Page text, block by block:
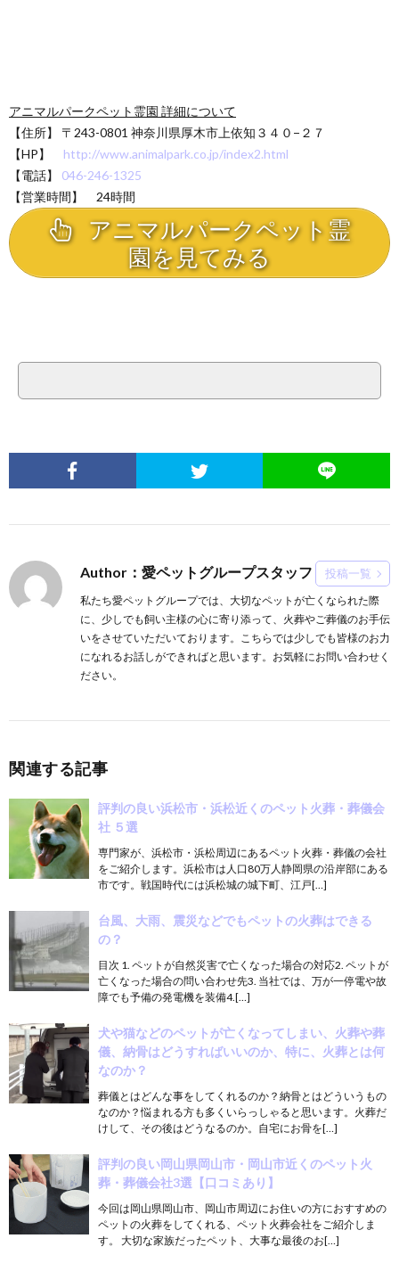
アニマルパークペット霊園 詳細について
【住所】 〒243-0801 神奈川県厚木市上依知３４０−２７
【HP】 http://www.animalpark.co.jp/index2.html
【電話】 046-246-1325
【営業時間】 24時間
アニマルパークペット霊
園を見てみる
Author：愛ペットグループスタッフ 投稿一覧
私たち愛ペットグループでは、大切なペットが亡くなられた際
に、少しでも飼い主様の心に寄り添って、火葬やご葬儀のお手伝
いをさせていただいております。こちらでは少しでも皆様のお力
になれるお話しができればと思います。お気軽にお問い合わせく
ださい。
関連する記事
評判の良い浜松市・浜松近くのペット火葬・葬儀会
社 ５選
専門家が、浜松市・浜松周辺にあるペット火葬・葬儀の会社
をご紹介します。浜松市は人口80万人静岡県の沿岸部にある
市です。戦国時代には浜松城の城下町、江戸[…]
台風、大雨、震災などでもペットの火葬はできる
の？
目次 1. ペットが自然災害で亡くなった場合の対応2. ペットが
亡くなった場合の問い合わせ先3. 当社では、万が一停電や故
障でも予備の発電機を装備4.[…]
犬や猫などのペットが亡くなってしまい、火葬や葬
儀、納骨はどうすればいいのか、特に、火葬とは何
なのか？
葬儀とはどんな事をしてくれるのか？納骨とはどういうもの
なのか？悩まれる方も多くいらっしゃると思います。火葬だ
けして、その後はどうなるのか。自宅にお骨を[…]
評判の良い岡山県岡山市・岡山市近くのペット火
葬・葬儀会社3選【口コミあり】
今回は岡山県岡山市、岡山市周辺にお住いの方におすすめの
ペットの火葬をしてくれる、ペット火葬会社をご紹介しま
す。 大切な家族だったペット、大事な最後のお[…]